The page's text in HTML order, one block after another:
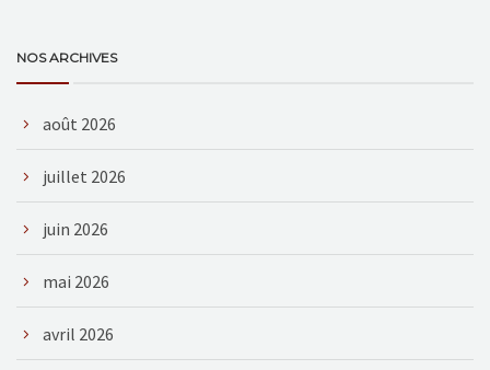
NOS ARCHIVES
août 2026
juillet 2026
juin 2026
mai 2026
avril 2026